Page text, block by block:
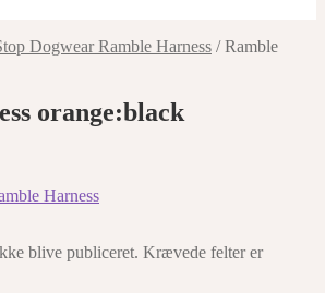
Dogwear Ramble Harness /Ramble
orange:black
Harness
blive publiceret. Krævede felter er